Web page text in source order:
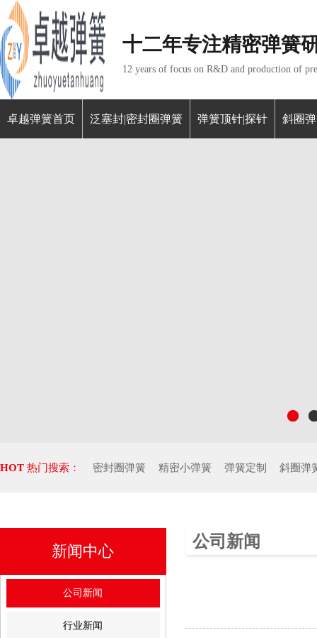
十二年专注精密弹簧
12 years of focus on R&D and production of
卓越弹簧首页 泛塞封|密封圈弹簧 弹簧顶针|探针 斜圈
HOT 热门搜索： 密封圈弹簧 精密小弹簧 弹簧定制 斜圈弹
新闻中心
公司新闻
行业新闻
公司新闻